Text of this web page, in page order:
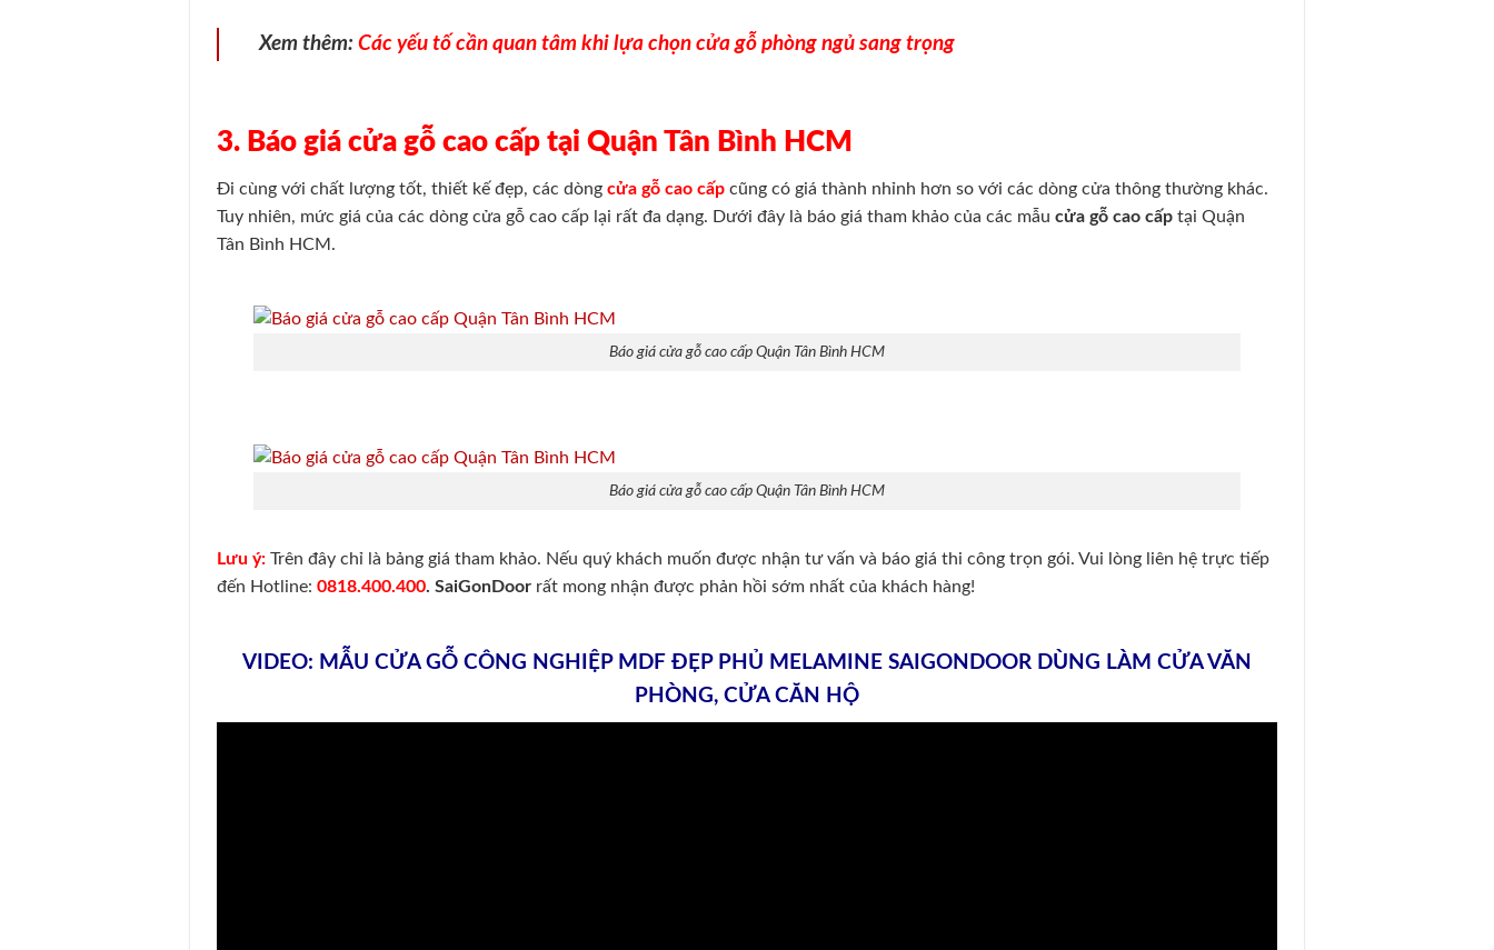
Xem thêm:Các yếu tố cần quan tâm khi lựa chọn cửa gỗ phòng ngủ sang trọng
3. Báo giá cửa gỗ cao cấp tại Quận Tân Bình HCM
Đi cùng với chất lượng tốt, thiết kế đẹp, các dòngcửa gỗ cao cấp cũng có giá thành nhỉnh hơn so với các dòng cửa thông thường khác.
Tuy nhiên, mức giá của các dòng cửa gỗ cao cấp lại rất đa dạng. Dưới đây là báo giá tham khảo của các mẫucửa gỗ cao cấp tại Quận
Tân Bình HCM.
Báo giá cửa gỗ cao cấp Quận Tân Bình HCM
Báo giá cửa gỗ cao cấp Quận Tân Bình HCM
Lưu ý: Trên đây chỉ là bảng giá tham khảo. Nếu quý khách muốn được nhận tư vấn và báo giá thi công trọn gói. Vui lòng liên hệ trực tiếp
đến Hotline:0818.400.400.SaiGonDoor rất mong nhận được phản hồi sớm nhất của khách hàng!
VIDEO: MẪU CỬA GỖ CÔNG NGHIỆP MDF ĐẸP PHỦ MELAMINE SAIGONDOOR DÙNG LÀM CỬA VĂN
PHÒNG, CỬA CĂN HỘ